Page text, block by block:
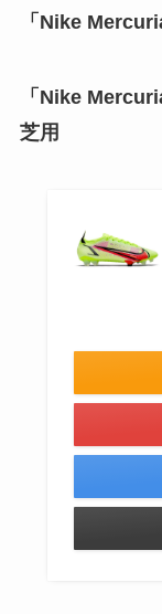
「Nike
「Nike
芝用